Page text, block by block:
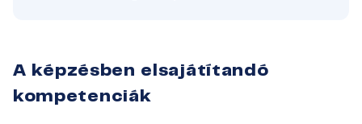
A képzésben elsajátítandó
kompetenciák